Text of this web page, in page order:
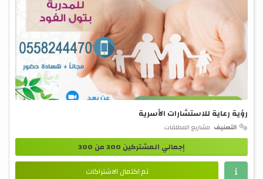
رؤية رعاية للاستشارات الأسرية
التصنيف مشاريع المطلقات
إجمالي المشتركين 300 من 300
تم اكتمال الاشتراكات